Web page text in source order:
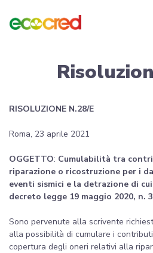
RISOLUZIONE N.28/E
Roma, 23 aprile 2021
OGGETTO: Cumulabilità tra
riparazione o ricostruzione per i
eventi sismici e la detrazione di
decreto legge 19 maggio 2020, n.
Sono pervenute alla scrivente
alla possibilità di cumulare i
copertura degli oneri relativi alla